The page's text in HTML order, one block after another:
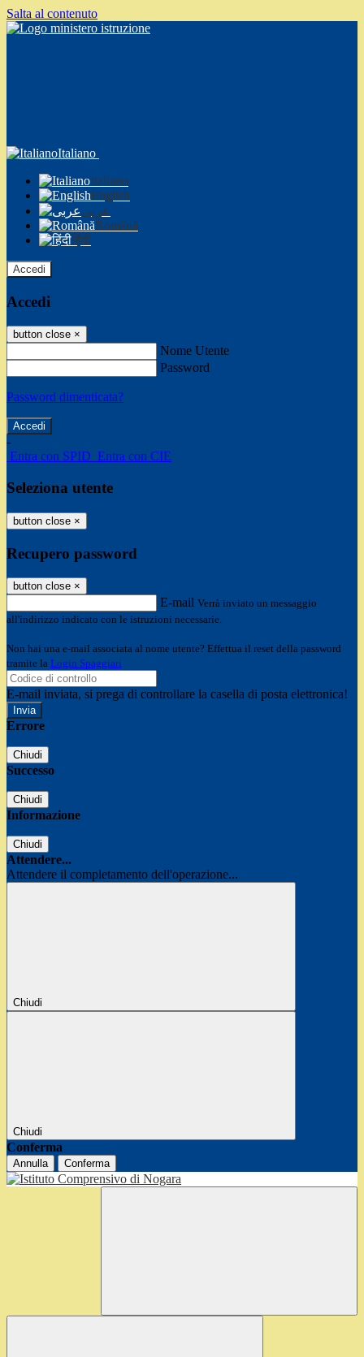
Salta al contenuto
Italiano
Italiano
English
عربى
Română
हिंदी
Accedi
Accedi
button close ×
Nome Utente
Password
Password dimenticata?
-
Entra con SPID Entra con CIE
Seleziona utente
button close ×
Recupero password
button close ×
E-mail Verrà inviato un messaggio
all'indirizzo indicato con le istruzioni necessarie.
Non hai una e-mail associata al nome utente? Effettua il reset della password
tramite la Login Spaggiari
E-mail inviata, si prega di controllare la casella di posta elettronica!
Errore
Chiudi
Successo
Chiudi
Informazione
Chiudi
Attendere...
Attendere il completamento dell'operazione...
Chiudi
Chiudi
Conferma
Annulla Conferma